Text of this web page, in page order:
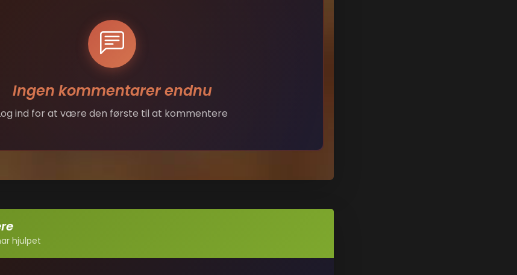
Ingen kommentarer endnu
ind for at være den første til at kommentere
hjulpet